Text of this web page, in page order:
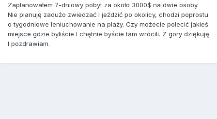
Zaplanowałem 7-dniowy pobyt za około 3000$ na dwie osoby.
Nie planuję zadużo zwiedzać I jeździć po okolicy, chodzi poprostu
o tygodniowe leniuchowanie na plaży. Czy możecie polecić jakieś
miejsce gdzie byliście I chętnie byście tam wrócili. Z gory dziękuję
I pozdrawiam.